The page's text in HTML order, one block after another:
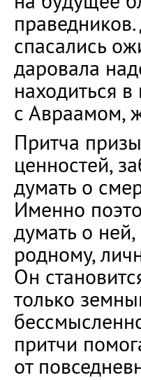
спасались
даровала
находиться
с Авраамом,
Притча
ценностей,
думать о
Именно
думать о
родному,
Он
только
притчи
от